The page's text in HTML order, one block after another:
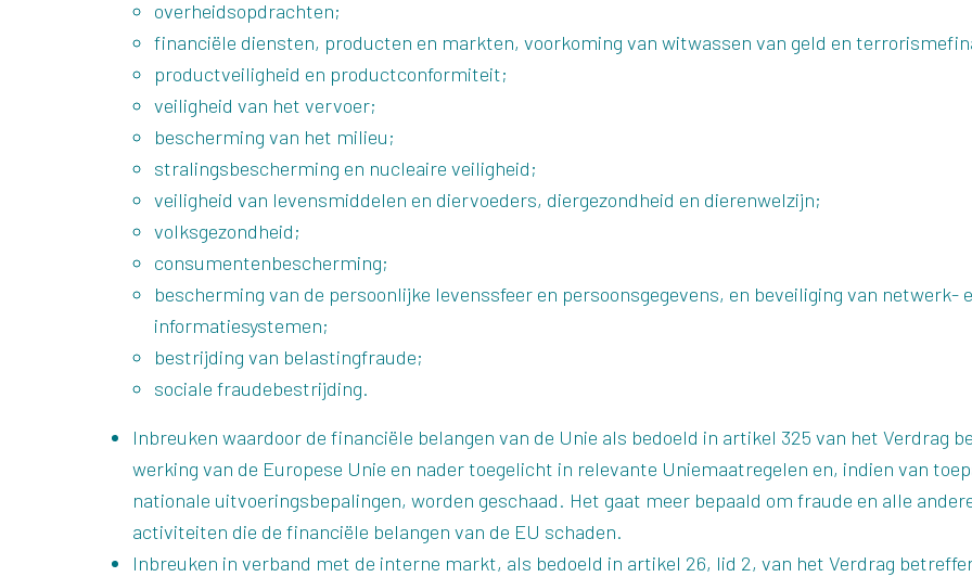
overheidsopdrachten;
financiële diensten, producten en markten, voorkoming van witwassen van geld en
productveiligheid en productconformiteit;
veiligheid van het vervoer;
bescherming van het milieu;
stralingsbescherming en nucleaire veiligheid;
veiligheid van levensmiddelen en diervoeders, diergezondheid en dierenwelzijn;
volksgezondheid;
consumentenbescherming;
bescherming van de persoonlijke levenssfeer en persoonsgegevens, en beveiliging van netwerk-
informatiesystemen;
bestrijding van belastingfraude;
sociale fraudebestrijding.
Inbreuken waardoor de financiële belangen van de Unie als bedoeld in artikel 325 van het Verdrag
werking van de Europese Unie en nader toegelicht in relevante Uniemaatregelen en, indien van
nationale uitvoeringsbepalingen, worden geschaad. Het gaat meer bepaald om fraude en alle
activiteiten die de financiële belangen van de EU schaden.
Inbreuken in verband met de interne markt, als bedoeld in artikel 26, lid 2, van het Verdrag